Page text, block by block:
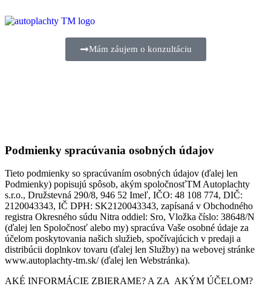
Mám záujem o konzultáciu
Podmienky spracúvania osobných údajov
Tieto podmienky so spracúvaním osobných údajov (ďalej len
Podmienky) popisujú spôsob, akým spoločnosťTM Autoplachty
s.r.o., Družstevná 290/8, 946 52 Imeľ, IČO: 48 108 774, DIČ:
2120043343, IČ DPH: SK2120043343, zapísaná v Obchodného
registra Okresného súdu Nitra oddiel: Sro, Vložka číslo: 38648/N
(ďalej len Spoločnosť alebo my) spracúva Vaše osobné údaje za
účelom poskytovania našich služieb, spočívajúcich v predaji a
distribúcii doplnkov tovaru (ďalej len Služby) na webovej stránke
www.autoplachty-tm.sk/ (ďalej len Webstránka).
AKÉ INFORMÁCIE ZBIERAME? A ZA AKÝM ÚČELOM?